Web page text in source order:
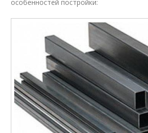
особенностей постройки: